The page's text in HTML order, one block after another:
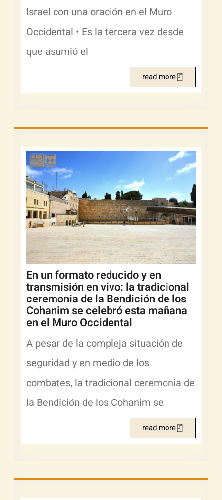
Israel con una oración en el Muro
Occidental • Es la tercera vez desde
que asumió el
read more
En un formato reducido y en
transmisión en vivo: la tradicional
ceremonia de la Bendición de los
Cohanim se celebró esta mañana
en el Muro Occidental
A pesar de la compleja situación de
seguridad y en medio de los
combates, la tradicional ceremonia de
la Bendición de los Cohanim se
read more